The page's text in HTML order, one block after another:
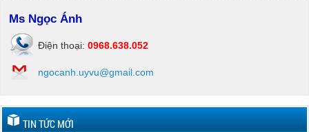
Ms Ngọc Ánh
Điện thoại: 0968.638.052
ngocanh.uyvu@gmail.com
TIN TỨC MỚI